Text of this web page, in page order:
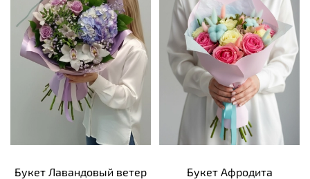
Букет Лавандовый ветер Букет Афродита